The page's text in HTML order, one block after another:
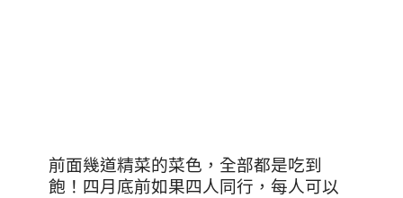
前面幾道精菜的菜色，全部都是吃到
飽！四月底前如果四人同行，每人可以